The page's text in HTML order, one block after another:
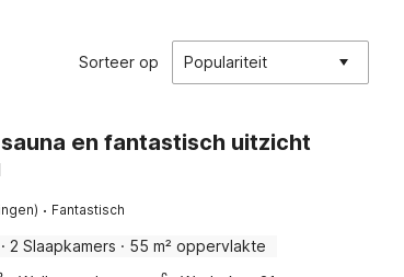
Sorteer op Populariteit
en fantastisch uitzicht
· Fantastisch
· 2 Slaapkamers · 55 m² oppervlakte